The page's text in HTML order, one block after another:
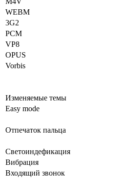
WEBM
3G2
PCM
VP8
OPUS
Vorbis
Изменяемые темы
Easy mode
Отпечаток пальца
Светоиндефикация
Вибрация
Входящий звонок